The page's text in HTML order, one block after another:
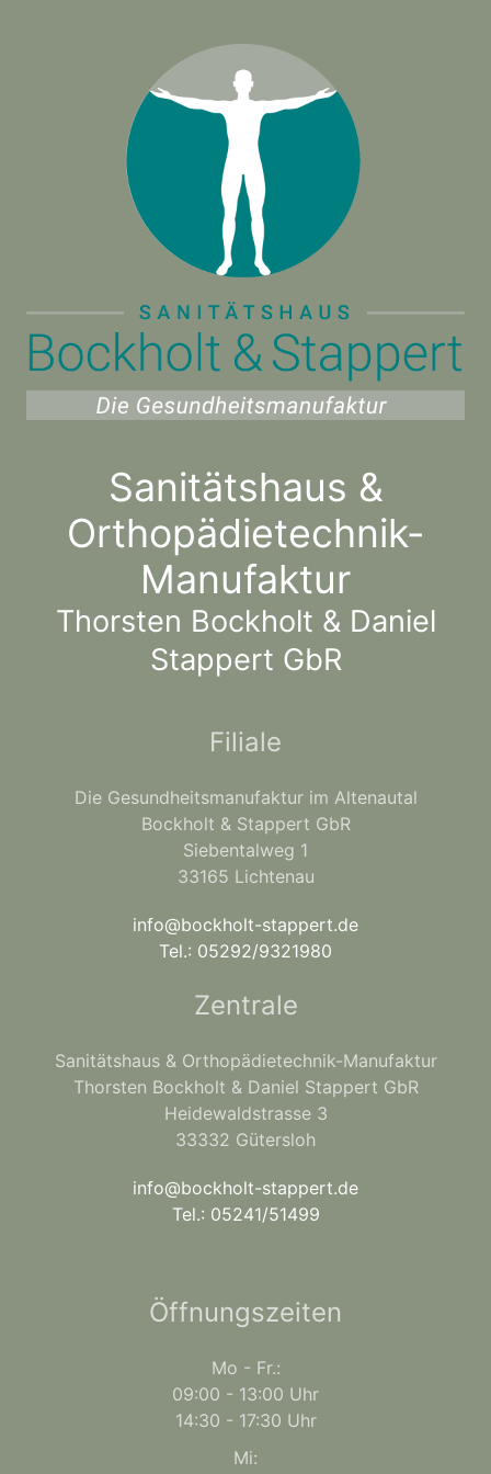
Sanitätshaus &
Orthopädietechnik-
Manufaktur
Thorsten Bockholt & Daniel
Stappert GbR
Filiale
Die Gesundheitsmanufaktur im Altenautal
Bockholt & Stappert GbR
Siebentalweg 1
33165 Lichtenau
info@bockholt-stappert.de
Tel.: 05292/9321980
Zentrale
Sanitätshaus & Orthopädietechnik-Manufaktur
Thorsten Bockholt & Daniel Stappert GbR
Heidewaldstrasse 3
33332 Gütersloh
info@bockholt-stappert.de
Tel.: 05241/51499
Öffnungszeiten
Mo - Fr.:
09:00 - 13:00 Uhr
14:30 - 17:30 Uhr
Mi: